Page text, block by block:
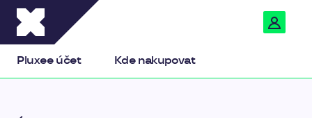
Pluxee účet Kde nakupovat